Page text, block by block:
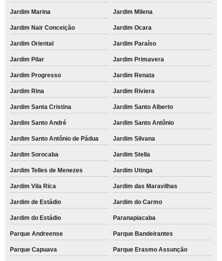
Jardim Marina Jardim Milena
Jardim Nair Conceição Jardim Ocara
Jardim Oriental Jardim Paraíso
Jardim Pilar Jardim Primavera
Jardim Progresso Jardim Renata
Jardim Rina Jardim Riviera
Jardim Santa Cristina Jardim Santo Alberto
Jardim Santo André Jardim Santo Antônio
Jardim Santo Antônio de Pádua Jardim Silvana
Jardim Sorocaba Jardim Stella
Jardim Telles de Menezes Jardim Utinga
Jardim Vila Rica Jardim das Maravilhas
Jardim de Estádio Jardim do Carmo
Jardim do Estádio Paranapiacaba
Parque Andreense Parque Bandeirantes
Parque Capuava Parque Erasmo Assunção